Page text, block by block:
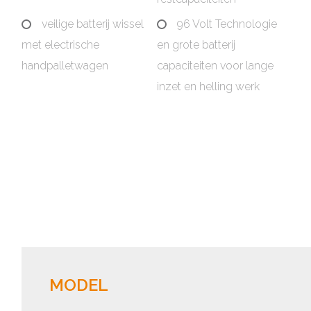
veilige batterij wissel
met electrische
handpalletwagen
96 Volt Technologie
en grote batterij
capaciteiten voor lange
inzet en helling werk
MODEL